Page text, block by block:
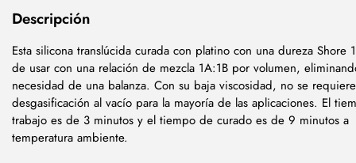
Descripción
Esta silicona translúcida curada con platino con una dureza Shore
de usar con una relación de mezcla 1A:1B por volumen,
necesidad de una balanza. Con su baja viscosidad, no se requiere
desgasificación al vacío para la mayoría de las aplicaciones. El
trabajo es de 3 minutos y el tiempo de curado es de 9 minutos a
temperatura ambiente.